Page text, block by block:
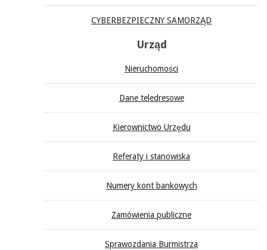
CYBERBEZPIECZNY SAMORZĄD
Urząd
Nieruchomości
Dane teledresowe
Kierownictwo Urzędu
Referaty i stanowiska
Numery kont bankowych
Zamówienia publiczne
Sprawozdania Burmistrza